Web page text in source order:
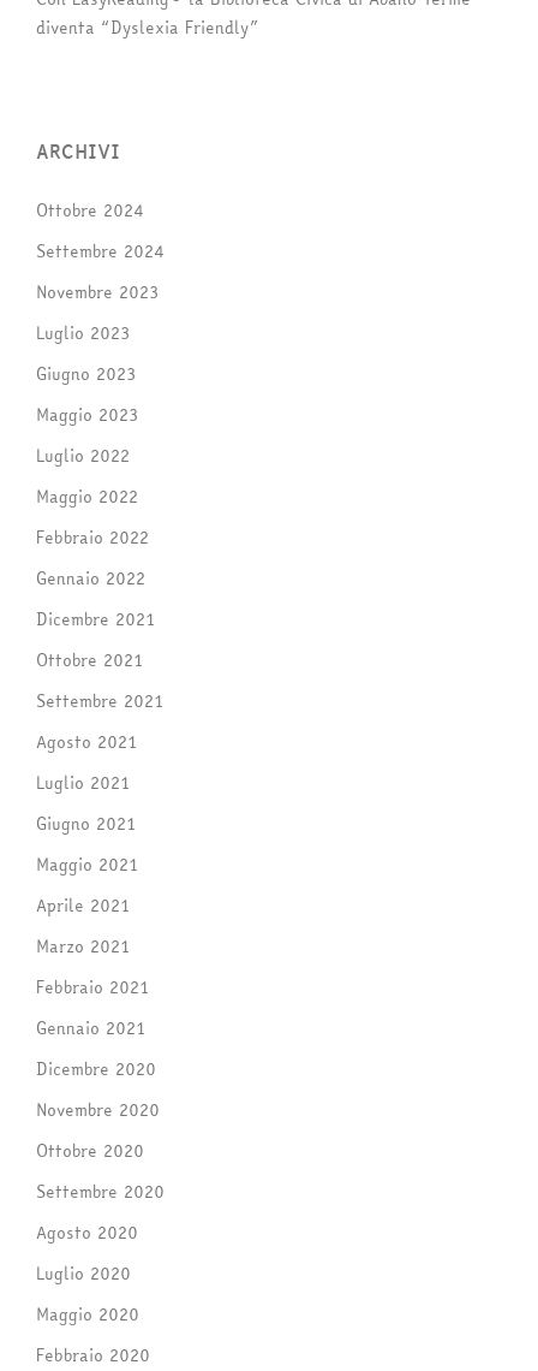
diventa “Dyslexia Friendly”
ARCHIVI
Ottobre 2024
Settembre 2024
Novembre 2023
Luglio 2023
Giugno 2023
Maggio 2023
Luglio 2022
Maggio 2022
Febbraio 2022
Gennaio 2022
Dicembre 2021
Ottobre 2021
Settembre 2021
Agosto 2021
Luglio 2021
Giugno 2021
Maggio 2021
Aprile 2021
Marzo 2021
Febbraio 2021
Gennaio 2021
Dicembre 2020
Novembre 2020
Ottobre 2020
Settembre 2020
Agosto 2020
Luglio 2020
Maggio 2020
Febbraio 2020